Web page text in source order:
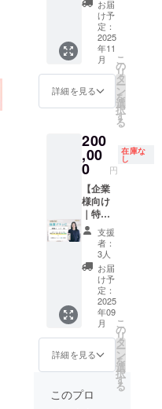
よりご
購入く
ださ
い。
京都港
区芝2-
21-17）
・定
員：30
名限定
●ご注意
事項！
・運営
RT株式
会社が
行って
おりま
す。大
学への
お問い
合わせ
はご遠
慮くだ
さい。
・書籍
郵送を
ご希望
の方
は、備
てその
旨をご
ださ
てみた
いこと
がある
けど、
言葉に
できて
いな
い」
じゃな
くて、
これか
らのこ
とを考
えた
い」
「法人
向けの
仕事を
もっと
広げた
い」
「PRや
見せ方
の戦略
を整理
した
ちろん
髪型
（レン
グス・
質感の
方向
性）
ファッ
材・シ
ルエッ
ト・ブ
ランド
傾向な
ど）
メイク
の方向
（眉・
色・質
感のイ
メー
ジ）・
スキン
ケアア
ドバイ
ス を、
キー
ワード
SNS投
稿な
ど、書
籍に関
連する
発信時
※8月
27日開
催の戸
大学イ
ベント
には掲
出され
ませ
ん。あ
らかじ
めご了
承くだ
さい。
・
CAMPF
IREペー
ジ内
「協賛
企業紹
介セク
ショ
ン」に
て掲
載
（企業
の場面
で活用
予定で
す】
・9月
4日に開
催され
る出版
記念
ティ
（都
内）
・書
店イベ
ント・
販促活
動・
SNS投
稿な
ど、書
籍に関
連する
発信時
※8月
27日開
催の戸
板短期
大学イ
ベント
には掲
出され
実施。
●リター
ン内容
・講
師：著
者・海
藤美也
子によ
る2時間
型セッ
ション
（対面
or オン
ライン
選択
可） ・
書籍20
冊（サ
イン入
り）を
事前に
ご納品
・企業
内の勉
強会・
若手育
成プロ
ジェク
トへの
導入に
最適 ●
プラン
「共創
パート
ナー
枠」を
ご用意
しまし
た。若
手育
的資本
経営に
取り組
む姿勢
を、出
版を通
じて社
会に発
信でき
る機会
です。
支援金
は、出
版記念
イベン
トや若
手向け
トーク
セッ
ション
の運営
資金と
ショッ
プ（5時
間）＋
書籍20
冊＋特
別コン
サル1時
間つき
より深
践に落
とし込
むため
の参加
型ワー
ク
ショッ
プ形
式。
リー
ダー層
が自ら
の指導
スタイ
ルや関
係構築
を見直
し、 Z
世代
を“育て
るチー
ム”をつ
お届
け予
定：
2025
年11
月
詳細を見る
こ
の
リ
タ
ー
ン
を
選
択
す
る
200
,00
0 円
在庫な
し
【企業
様向け
｜特別
協賛Cプ
ラン】
共創
パート
ナー枠
本プロ
ジェク
トの理
念にご
賛同い
ただけ
る企業
様向け
に、特
別協賛
支援
者：
3人
お届
け予
定：
2025
年09
月
詳細を見る
こ
の
リ
タ
ー
ン
を
選
択
す
る
このプロ